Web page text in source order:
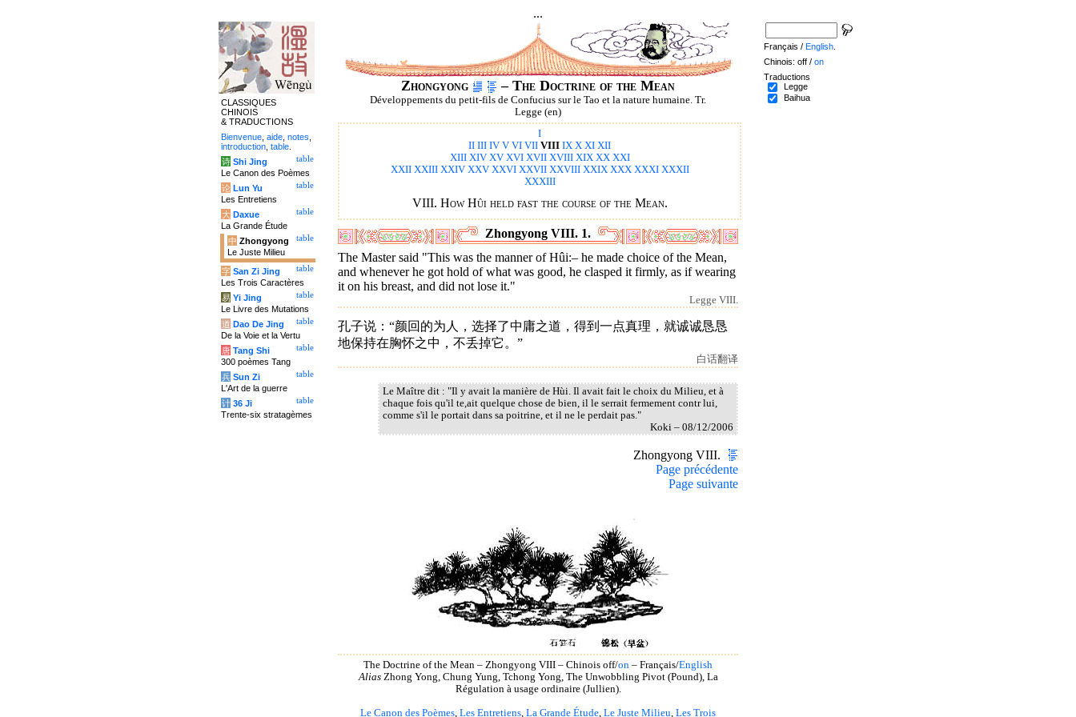
...
Zhongyong – The Doctrine of the Mean
Développements du petit-fils de Confucius sur le Tao et la nature humaine. Tr.
Legge (en)
I
II III IV V VI VII VIII IX X XI XII
XIII XIV XV XVI XVII XVIII XIX XX XXI
XXII XXIII XXIV XXV XXVI XXVII XXVIII XXIX XXX XXXI XXXII
XXXIII
VIII. How Hûi held fast the course of the Mean.
Zhongyong VIII. 1.
The Master said "This was the manner of Hûi:– he made choice of the Mean,
and whenever he got hold of what was good, he clasped it firmly, as if wearing
it on his breast, and did not lose it."
Legge VIII.
孔子说：“颜回的为人，选择了中庸之道，得到一点真理，就诚诚恳恳
地保持在胸怀之中，不丢掉它。”
白话翻译
Le Maître dit : "Il y avait la manière de Hùi. Il avait fait le choix du Milieu, et à
chaque fois qu'il te,ait quelque chose de bien, il le serrait fermement contr lui,
comme s'il le portait dans sa poitrine, et il ne le perdait pas."
Koki – 08/12/2006
Zhongyong VIII.
Page précédente
Page suivante
The Doctrine of the Mean – Zhongyong VIII – Chinois off/on – Français/English
AliasZhong Yong, Chung Yung, Tchong Yong, The Unwobbling Pivot (Pound), La
Régulation à usage ordinaire (Jullien).
Le Canon des Poèmes Les Entretiens La Grande Étude Le Juste Milieu Les Trois
CLASSIQUES
CHINOIS
& TRADUCTIONS
Bienvenue aide notes
introduction table
table
诗 Shi Jing
Le Canon des Poèmes
table
论 Lun Yu
Les Entretiens
table
大 Daxue
La Grande Étude
table
中 Zhongyong
Le Juste Milieu
table
字 San Zi Jing
Les Trois Caractères
table
易 Yi Jing
Le Livre des Mutations
table
道 Dao De Jing
De la Voie et la Vertu
table
唐 Tang Shi
300 poèmes Tang
table
兵 Sun Zi
L'Art de la guerre
table
计 36 Ji
Trente-six stratagèmes
Français / English
Chinois: off / on
Traductions
Legge
Baihua